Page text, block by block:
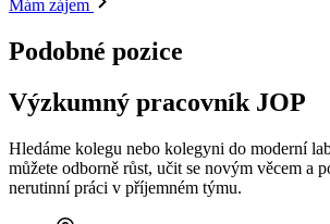
Mám zájem
Podobné pozice
Výzkumný pracovník JOP
Hledáme kolegu nebo kolegyni do moderní
můžete odborně růst, učit se novým věcem a
nerutinní práci v příjemném týmu.